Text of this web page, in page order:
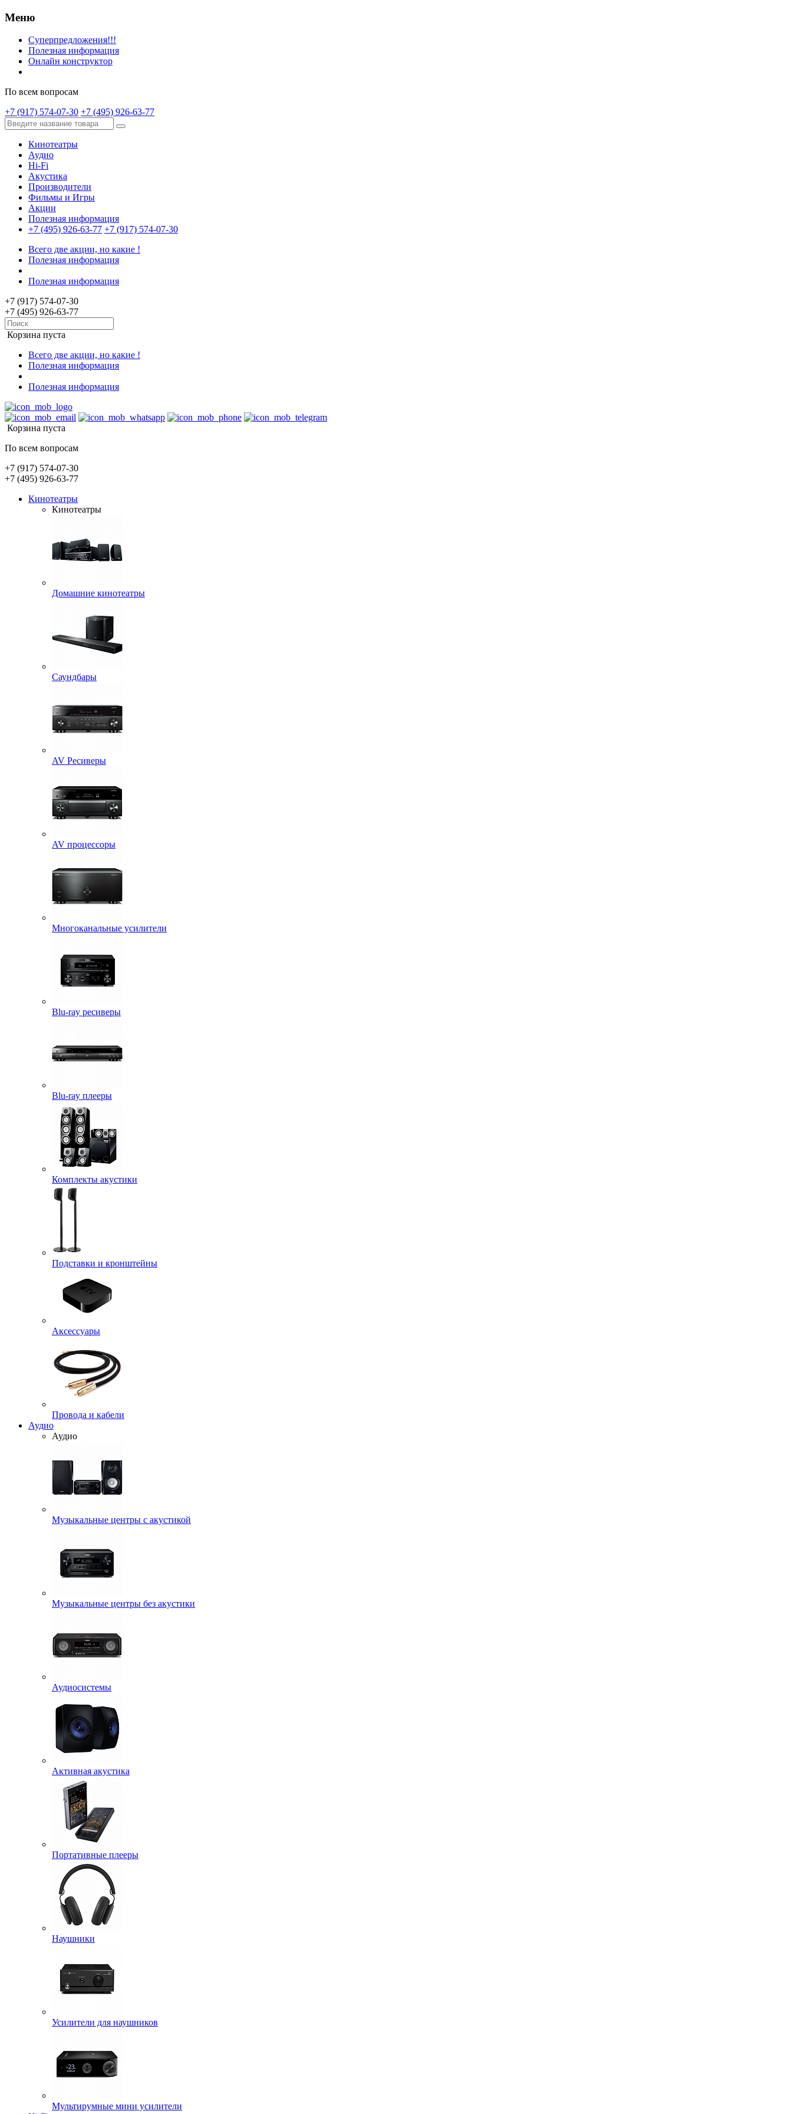
Меню
Суперпредложения!!!
Полезная информация
Онлайн конструктор
По всем вопросам
+7 (917) 574-07-30 +7 (495) 926-63-77
Кинотеатры
Аудио
Hi-Fi
Акустика
Производители
Фильмы и Игры
Акции
Полезная информация
+7 (495) 926-63-77 +7 (917) 574-07-30
Всего две акции, но какие !
Полезная информация
Полезная информация
+7 (917) 574-07-30
+7 (495) 926-63-77
Корзина пуста
Всего две акции, но какие !
Полезная информация
Полезная информация
Корзина пуста
По всем вопросам
+7 (917) 574-07-30
+7 (495) 926-63-77
Кинотеатры
Кинотеатры
Домашние кинотеатры
Саундбары
AV Ресиверы
AV процессоры
Многоканальные усилители
Blu-ray ресиверы
Blu-ray плееры
Комплекты акустики
Подставки и кронштейны
Аксессуары
Провода и кабели
Аудио
Аудио
Музыкальные центры с акустикой
Музыкальные центры без акустики
Аудиосистемы
Активная акустика
Портативные плееры
Наушники
Усилители для наушников
Мультирумные мини усилители